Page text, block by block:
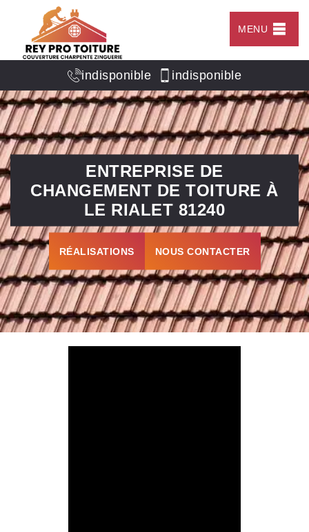
MENU
indisponible indisponible
ENTREPRISE DE
CHANGEMENT DE TOITURE À
LE RIALET 81240
RÉALISATIONS NOUS CONTACTER